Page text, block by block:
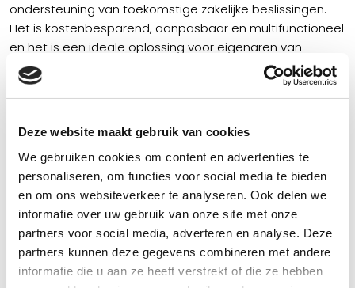
Deze website maakt gebruik van cookies
We gebruiken cookies om content en advertenties te
personaliseren, om functies voor social media te bieden
en om ons websiteverkeer te analyseren. Ook delen we
informatie over uw gebruik van onze site met onze
partners voor social media, adverteren en analyse. Deze
partners kunnen deze gegevens combineren met andere
informatie die u aan ze heeft verstrekt of die ze hebben
ondersteuning van toekomstige zakelijke beslissingen.
Het is kostenbesparend, aanpasbaar en multifunctioneel
en het is een ideale oplossing voor eigenaren van
winkels en winkelketens.
Dahua specialist Marc Herdes helpt u graag met het
samenstellen van uw wensen en het maken van een
persoonlijk
camerabewaking plan. mail marc op
marc@camerainstallatie.nl voor meer informatie.
Onze werkwijze